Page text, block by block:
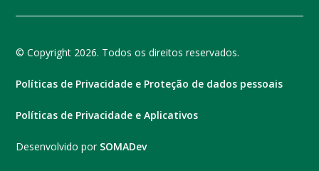
© Copyright 2026. Todos os direitos reservados.
Políticas de Privacidade e Proteção de dados pessoais
Políticas de Privacidade e Aplicativos
Desenvolvido por SOMADev